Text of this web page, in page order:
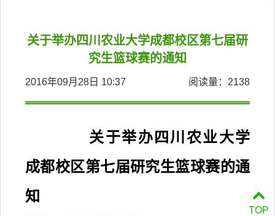
关于举办四川农业大学成都校区第七届研
究生篮球赛的通知
2016年09月28日 10:37 阅读量： 2138
关于举办四川农业大学
成都校区第七届研究生篮球赛的通
知
TOP